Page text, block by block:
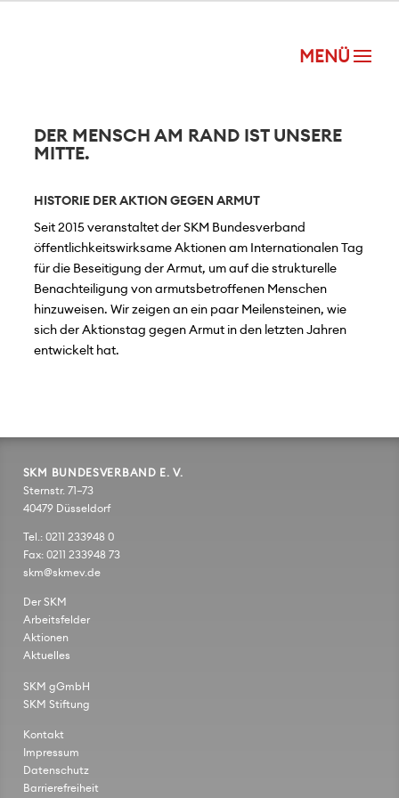
DER MENSCH AM RAND IST UNSERE
MITTE.
HISTORIE DER AKTION GEGEN ARMUT
Seit 2015 veranstaltet der SKM Bundesverband
öffentlichkeitswirksame Aktionen am Internationalen Tag
für die Beseitigung der Armut, um auf die strukturelle
Benachteiligung von armutsbetroffenen Menschen
hinzuweisen. Wir zeigen an ein paar Meilensteinen, wie
sich der Aktionstag gegen Armut in den letzten Jahren
entwickelt hat.
SKM BUNDESVERBAND E. V.
Sternstr. 71–73
40479 Düsseldorf
Tel.: 0211 233948 0
Fax: 0211 233948 73
skm@skmev.de
Der SKM
Arbeitsfelder
Aktionen
Aktuelles
SKM gGmbH
SKM Stiftung
Kontakt
Impressum
Datenschutz
Barrierefreiheit